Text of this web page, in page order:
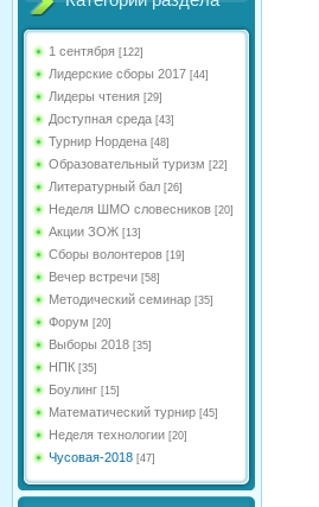
1 сентября [122]
Лидерские сборы 2017 [44]
Лидеры чтения [29]
Доступная среда [43]
Турнир Нордена [48]
Образовательный туризм [22]
Литературный бал [26]
Неделя ШМО словесников [20]
Акции ЗОЖ [13]
Сборы волонтеров [19]
Вечер встречи [58]
Методический семинар [35]
Форум [20]
Выборы 2018 [35]
НПК [35]
Боулинг [15]
Математический турнир [45]
Неделя технологии [20]
Чусовая-2018 [47]